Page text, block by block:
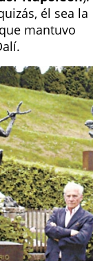
él sea la
mantuvo